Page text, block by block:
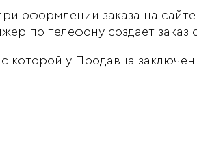
оформлении заказа на
по телефону создает заказ
у Продавца